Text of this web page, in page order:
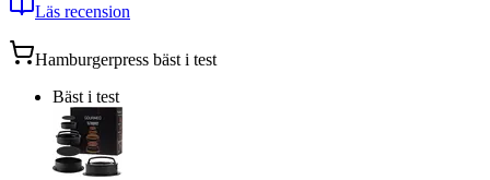
Läs recension
Hamburgerpress bäst i test
Bäst i test